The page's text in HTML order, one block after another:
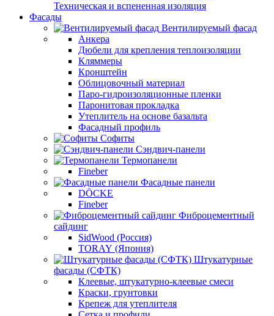
Техническая и вспененная изоляция
Фасады
Вентилируемый фасад
Анкера
Дюбели для крепления теплоизоляции
Кляммеры
Кронштейн
Облицовочный материал
Паро-гидроизоляционные пленки
Паронитовая прокладка
Утеплитель на основе базальта
Фасадный профиль
Софиты
Сэндвич-панели
Термопанели
Fineber
Фасадные панели
DÖCKE
Fineber
Фиброцементный
сайдинг
SidWood (Россия)
TORAY (Япония)
Штукатурные
фасады (СФТК)
Клеевые, штукатурно-клеевые смеси
Краски, грунтовки
Крепеж для утеплителя